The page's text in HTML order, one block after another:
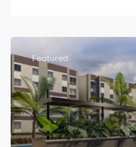
Featured